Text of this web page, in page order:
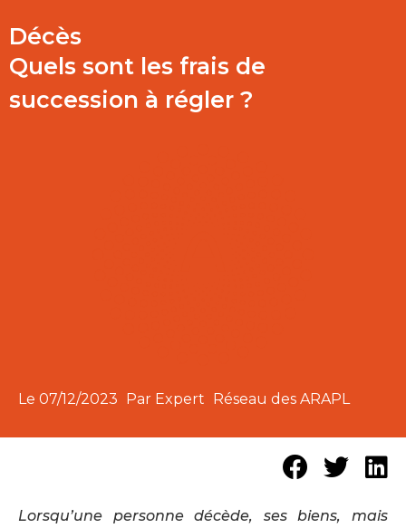
Décès
Quels sont les frais de
succession à régler ?
Le 07/12/2023 Par Expert Réseau des ARAPL
Lorsqu’une personne décède, ses biens, mais